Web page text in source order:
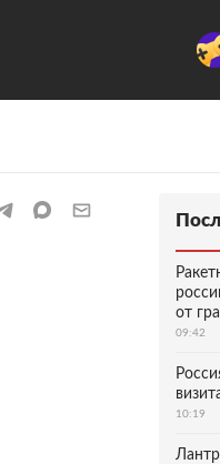
от
09:42
10:19